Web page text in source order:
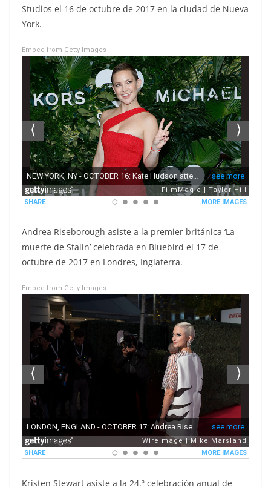
Studios el 16 de octubre de 2017 en la ciudad de Nueva
York.
Embed from Getty Images
Andrea Riseborough asiste a la premier británica ‘La
muerte de Stalin’ celebrada en Bluebird el 17 de
octubre de 2017 en Londres, Inglaterra.
Embed from Getty Images
Kristen Stewart asiste a la 24.ª celebración anual de